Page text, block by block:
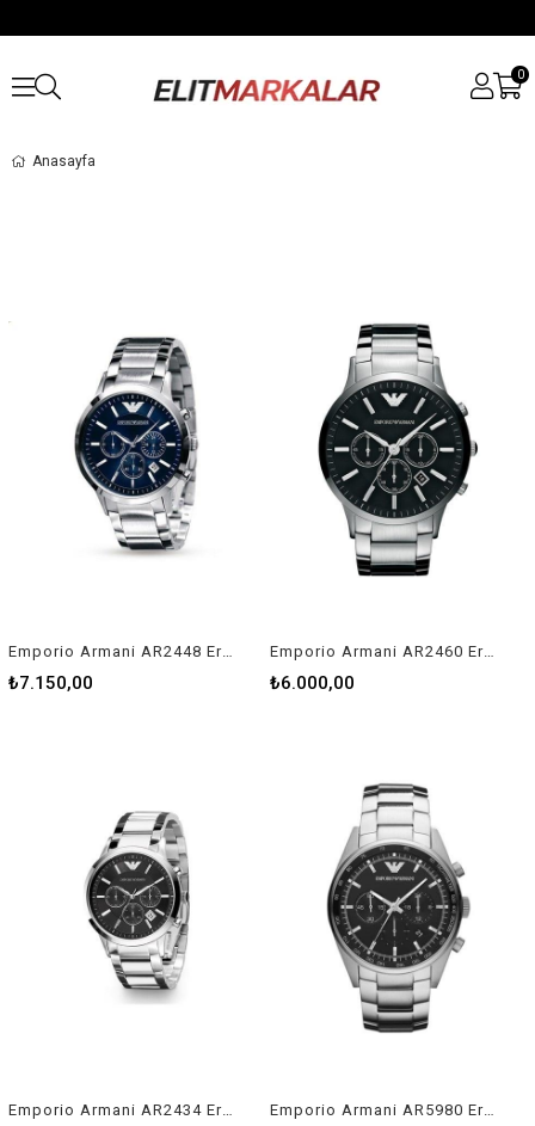
0
Anasayfa
₺7.150,00 ₺6.000,00
Emporio Armani AR2434 Erkek Kol Saati Emporio Armani AR5980 Erkek Kol Saati